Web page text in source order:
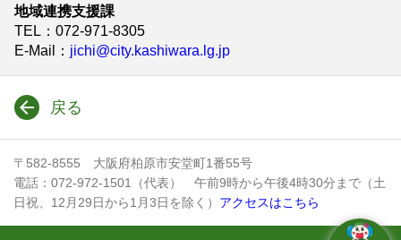
地域連携支援課
TEL ：072-971-8305
E-Mail
： jichi@city.kashiwara.lg.jp
戻る
〒582-8555 大阪府柏原市安堂町1番55号
電話：072-972-1501（代表） 午前9時から午後4時30分まで（土
日祝、12月29日から1月3日を除く） アクセスはこちら